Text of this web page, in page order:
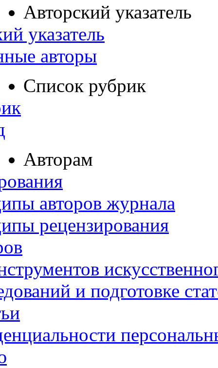
Авторский указатель
указатель
авторы
Список рубрик
Авторам
авторов журнала
рецензирования
и подготовке